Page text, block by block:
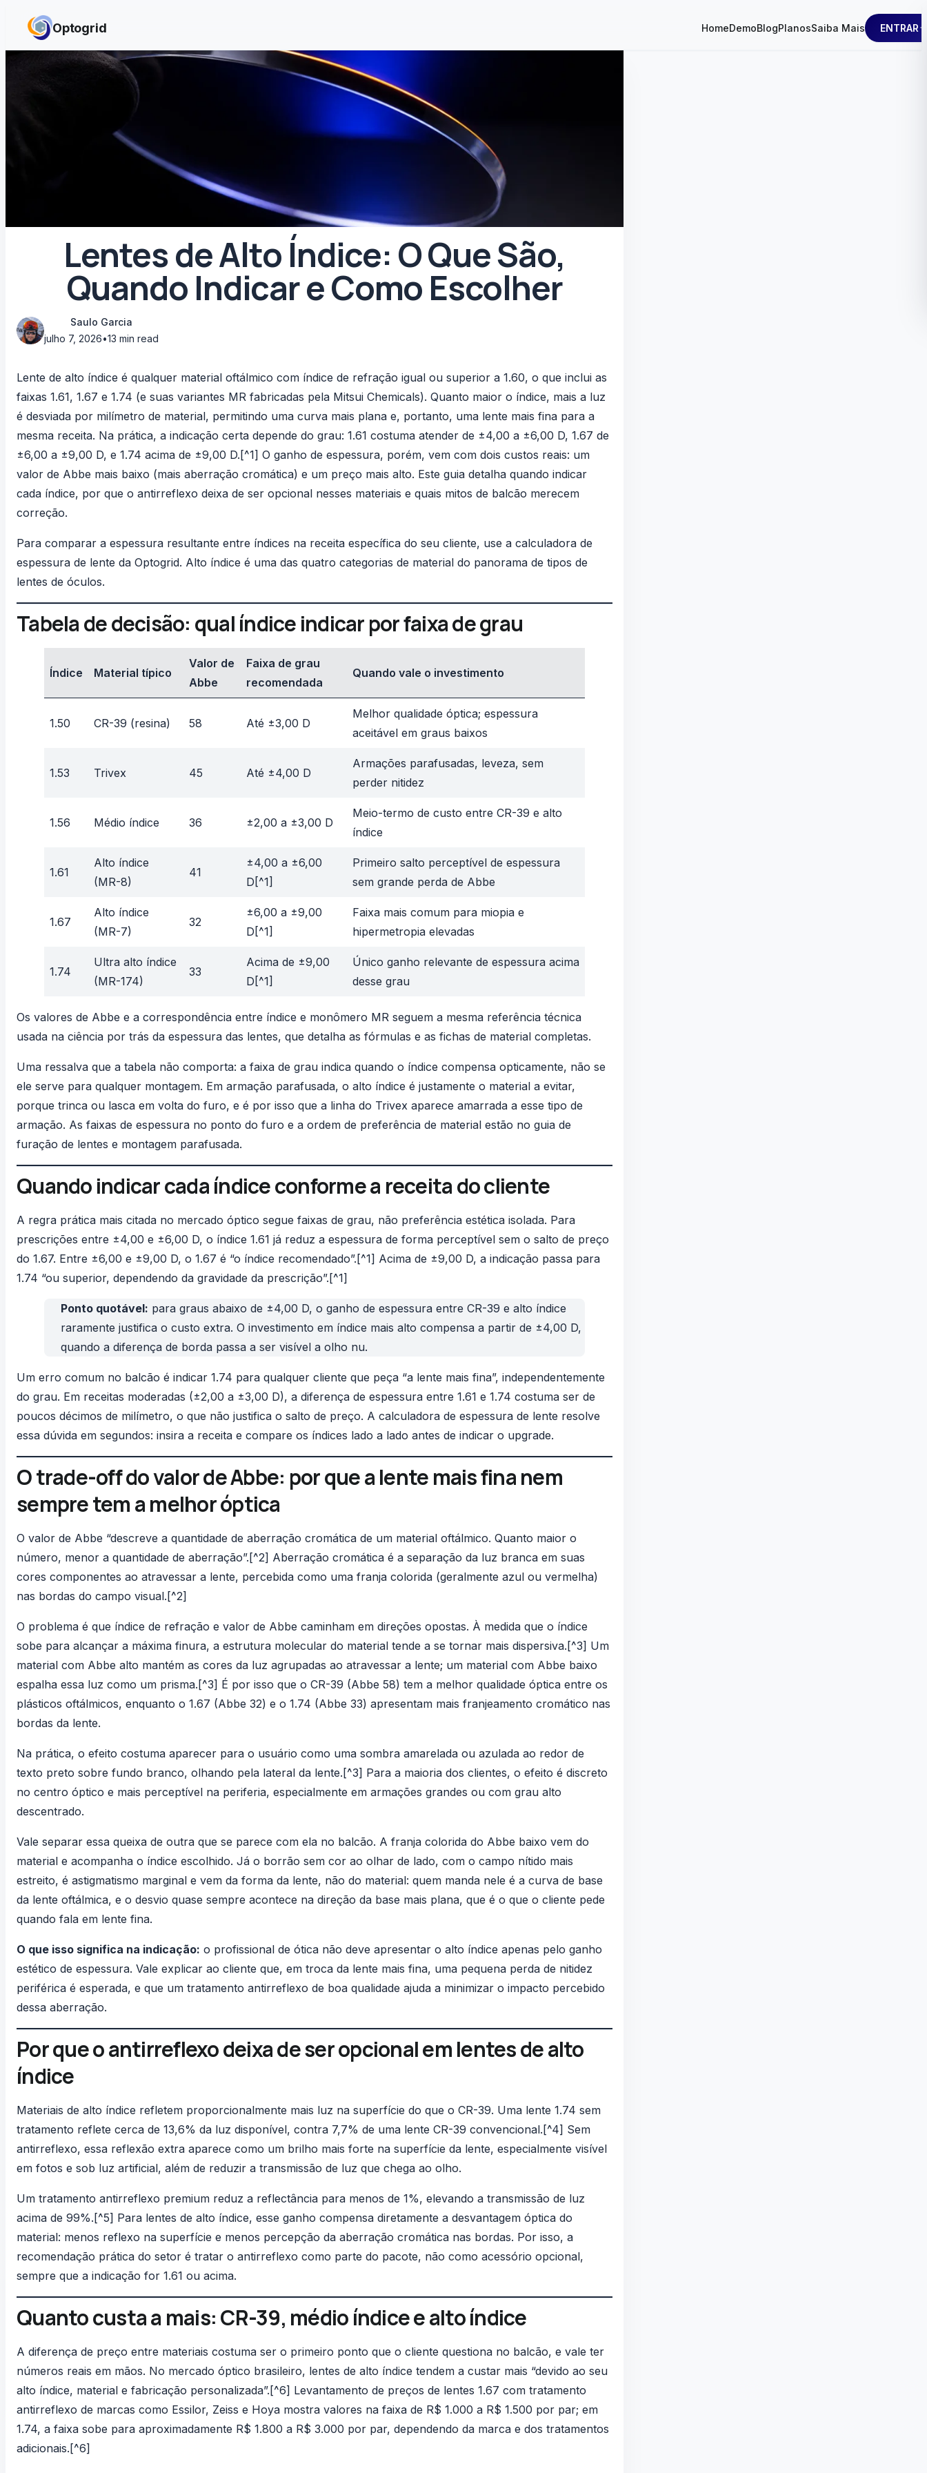
Skip to content
Optogrid HomeDemoBlogPlanosSaiba Mais ENTRAR
Lentes de Alto Índice: O Que São,
Quando Indicar e Como Escolher
Saulo Garcia
julho 7, 2026•13 min read
Lente de alto índice é qualquer material oftálmico com índice de refração igual ou superior a 1.60, o que inclui as
faixas 1.61, 1.67 e 1.74 (e suas variantes MR fabricadas pela Mitsui Chemicals). Quanto maior o índice, mais a luz
é desviada por milímetro de material, permitindo uma curva mais plana e, portanto, uma lente mais fina para a
mesma receita. Na prática, a indicação certa depende do grau: 1.61 costuma atender de ±4,00 a ±6,00 D, 1.67 de
±6,00 a ±9,00 D, e 1.74 acima de ±9,00 D.[^1] O ganho de espessura, porém, vem com dois custos reais: um
valor de Abbe mais baixo (mais aberração cromática) e um preço mais alto. Este guia detalha quando indicar
cada índice, por que o antirreflexo deixa de ser opcional nesses materiais e quais mitos de balcão merecem
correção.
Para comparar a espessura resultante entre índices na receita específica do seu cliente, use a calculadora de
espessura de lente da Optogrid. Alto índice é uma das quatro categorias de material do panorama de tipos de
lentes de óculos.
Tabela de decisão: qual índice indicar por faixa de grau
Índice Material típico
Valor de
Abbe
Faixa de grau
recomendada
Quando vale o investimento
1.50 CR-39 (resina) 58 Até ±3,00 D
Melhor qualidade óptica; espessura
aceitável em graus baixos
1.53 Trivex 45 Até ±4,00 D
Armações parafusadas, leveza, sem
perder nitidez
1.56 Médio índice 36 ±2,00 a ±3,00 D
Meio-termo de custo entre CR-39 e alto
índice
1.61
Alto índice
(MR-8)
41
±4,00 a ±6,00
D[^1]
Primeiro salto perceptível de espessura
sem grande perda de Abbe
1.67
Alto índice
(MR-7)
32
±6,00 a ±9,00
D[^1]
Faixa mais comum para miopia e
hipermetropia elevadas
1.74
Ultra alto índice
(MR-174)
33
Acima de ±9,00
D[^1]
Único ganho relevante de espessura acima
desse grau
Os valores de Abbe e a correspondência entre índice e monômero MR seguem a mesma referência técnica
usada na ciência por trás da espessura das lentes, que detalha as fórmulas e as fichas de material completas.
Uma ressalva que a tabela não comporta: a faixa de grau indica quando o índice compensa opticamente, não se
ele serve para qualquer montagem. Em armação parafusada, o alto índice é justamente o material a evitar,
porque trinca ou lasca em volta do furo, e é por isso que a linha do Trivex aparece amarrada a esse tipo de
armação. As faixas de espessura no ponto do furo e a ordem de preferência de material estão no guia de
furação de lentes e montagem parafusada.
Quando indicar cada índice conforme a receita do cliente
A regra prática mais citada no mercado óptico segue faixas de grau, não preferência estética isolada. Para
prescrições entre ±4,00 e ±6,00 D, o índice 1.61 já reduz a espessura de forma perceptível sem o salto de preço
do 1.67. Entre ±6,00 e ±9,00 D, o 1.67 é “o índice recomendado”.[^1] Acima de ±9,00 D, a indicação passa para
1.74 “ou superior, dependendo da gravidade da prescrição”.[^1]
Ponto quotável: para graus abaixo de ±4,00 D, o ganho de espessura entre CR-39 e alto índice
raramente justifica o custo extra. O investimento em índice mais alto compensa a partir de ±4,00 D,
quando a diferença de borda passa a ser visível a olho nu.
Um erro comum no balcão é indicar 1.74 para qualquer cliente que peça “a lente mais fina”, independentemente
do grau. Em receitas moderadas (±2,00 a ±3,00 D), a diferença de espessura entre 1.61 e 1.74 costuma ser de
poucos décimos de milímetro, o que não justifica o salto de preço. A calculadora de espessura de lente resolve
essa dúvida em segundos: insira a receita e compare os índices lado a lado antes de indicar o upgrade.
O trade-off do valor de Abbe: por que a lente mais fina nem
sempre tem a melhor óptica
O valor de Abbe “descreve a quantidade de aberração cromática de um material oftálmico. Quanto maior o
número, menor a quantidade de aberração”.[^2] Aberração cromática é a separação da luz branca em suas
cores componentes ao atravessar a lente, percebida como uma franja colorida (geralmente azul ou vermelha)
nas bordas do campo visual.[^2]
O problema é que índice de refração e valor de Abbe caminham em direções opostas. À medida que o índice
sobe para alcançar a máxima finura, a estrutura molecular do material tende a se tornar mais dispersiva.[^3] Um
material com Abbe alto mantém as cores da luz agrupadas ao atravessar a lente; um material com Abbe baixo
espalha essa luz como um prisma.[^3] É por isso que o CR-39 (Abbe 58) tem a melhor qualidade óptica entre os
plásticos oftálmicos, enquanto o 1.67 (Abbe 32) e o 1.74 (Abbe 33) apresentam mais franjeamento cromático nas
bordas da lente.
Na prática, o efeito costuma aparecer para o usuário como uma sombra amarelada ou azulada ao redor de
texto preto sobre fundo branco, olhando pela lateral da lente.[^3] Para a maioria dos clientes, o efeito é discreto
no centro óptico e mais perceptível na periferia, especialmente em armações grandes ou com grau alto
descentrado.
Vale separar essa queixa de outra que se parece com ela no balcão. A franja colorida do Abbe baixo vem do
material e acompanha o índice escolhido. Já o borrão sem cor ao olhar de lado, com o campo nítido mais
estreito, é astigmatismo marginal e vem da forma da lente, não do material: quem manda nele é a curva de base
da lente oftálmica, e o desvio quase sempre acontece na direção da base mais plana, que é o que o cliente pede
quando fala em lente fina.
O que isso significa na indicação: o profissional de ótica não deve apresentar o alto índice apenas pelo ganho
estético de espessura. Vale explicar ao cliente que, em troca da lente mais fina, uma pequena perda de nitidez
periférica é esperada, e que um tratamento antirreflexo de boa qualidade ajuda a minimizar o impacto percebido
dessa aberração.
Por que o antirreflexo deixa de ser opcional em lentes de alto
índice
Materiais de alto índice refletem proporcionalmente mais luz na superfície do que o CR-39. Uma lente 1.74 sem
tratamento reflete cerca de 13,6% da luz disponível, contra 7,7% de uma lente CR-39 convencional.[^4] Sem
antirreflexo, essa reflexão extra aparece como um brilho mais forte na superfície da lente, especialmente visível
em fotos e sob luz artificial, além de reduzir a transmissão de luz que chega ao olho.
Um tratamento antirreflexo premium reduz a reflectância para menos de 1%, elevando a transmissão de luz
acima de 99%.[^5] Para lentes de alto índice, esse ganho compensa diretamente a desvantagem óptica do
material: menos reflexo na superfície e menos percepção da aberração cromática nas bordas. Por isso, a
recomendação prática do setor é tratar o antirreflexo como parte do pacote, não como acessório opcional,
sempre que a indicação for 1.61 ou acima.
Quanto custa a mais: CR-39, médio índice e alto índice
A diferença de preço entre materiais costuma ser o primeiro ponto que o cliente questiona no balcão, e vale ter
números reais em mãos. No mercado óptico brasileiro, lentes de alto índice tendem a custar mais “devido ao seu
alto índice, material e fabricação personalizada”.[^6] Levantamento de preços de lentes 1.67 com tratamento
antirreflexo de marcas como Essilor, Zeiss e Hoya mostra valores na faixa de R$ 1.000 a R$ 1.500 por par; em
1.74, a faixa sobe para aproximadamente R$ 1.800 a R$ 3.000 por par, dependendo da marca e dos tratamentos
adicionais.[^6]